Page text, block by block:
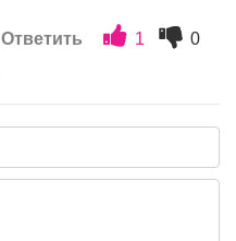
Ответить 1
0